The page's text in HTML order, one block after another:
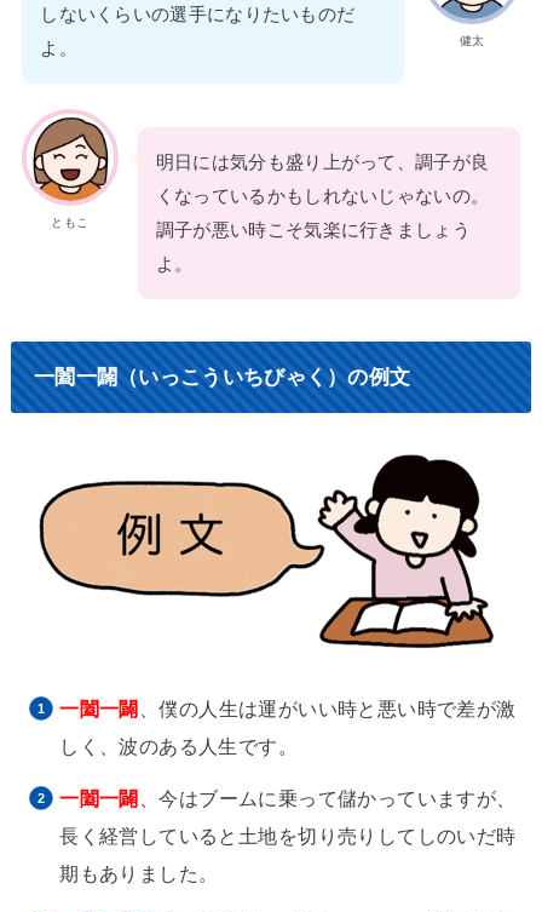
健太
しないくらいの選手になりたいものだ
よ。
ともこ
明日には気分も盛り上がって、調子が良
くなっているかもしれないじゃないの。
調子が悪い時こそ気楽に行きましょう
よ。
一闔一闢（いっこういちびゃく）の例文
一闔一闢
、僕の人生は運がいい時と悪い時で差が激
しく、波のある人生です。
一闔一闢
、今はブームに乗って儲かっていますが、
長く経営していると土地を切り売りしてしのいだ時
期もありました。